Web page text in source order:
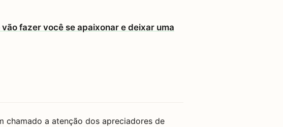
fazer você se apaixonar e deixar uma
chamado a atenção dos apreciadores de